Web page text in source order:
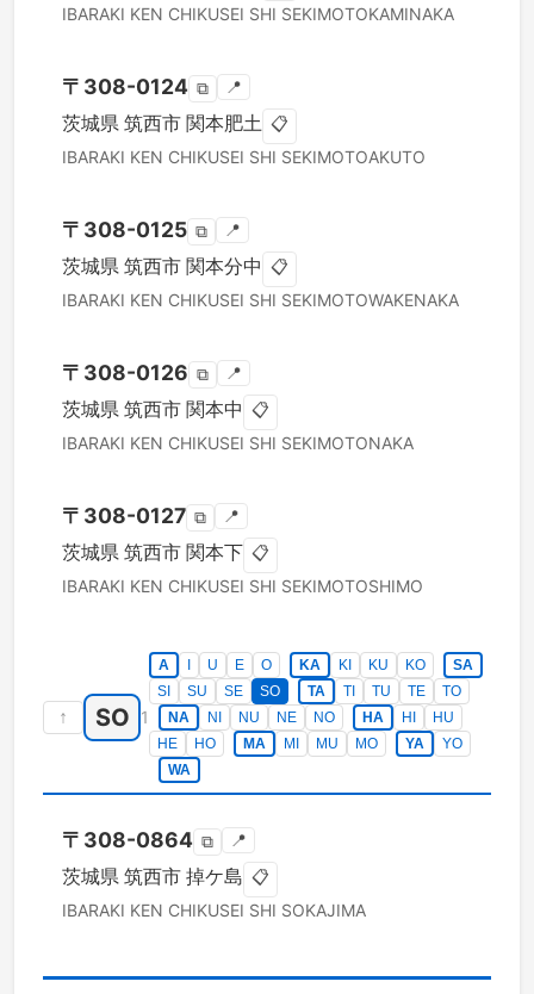
IBARAKI KEN CHIKUSEI SHI SEKIMOTOKAMINAKA
〒 308-0124 ⧉ 📍
茨城県 筑西市 関本肥土 📋
IBARAKI KEN CHIKUSEI SHI SEKIMOTOAKUTO
〒 308-0125 ⧉ 📍
茨城県 筑西市 関本分中 📋
IBARAKI KEN CHIKUSEI SHI SEKIMOTOWAKENAKA
〒 308-0126 ⧉ 📍
茨城県 筑西市 関本中 📋
IBARAKI KEN CHIKUSEI SHI SEKIMOTONAKA
〒 308-0127 ⧉ 📍
茨城県 筑西市 関本下 📋
IBARAKI KEN CHIKUSEI SHI SEKIMOTOSHIMO
↑ SO 1
A U E O KA KI KU KO
SA
SI
SU SE SO TA TI TU TE
TO
NA
NI NU NE NO HA HI
HU
HE
HO MA MI MU MO YA
YO
WA
〒 308-0864 ⧉ 📍
茨城県 筑西市 掉ケ島 📋
IBARAKI KEN CHIKUSEI SHI SOKAJIMA